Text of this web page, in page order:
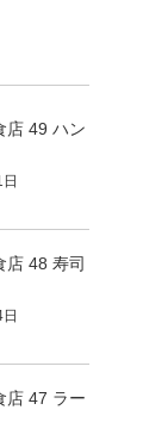
店 49 ハン
店 48 寿司
店 47 ラー